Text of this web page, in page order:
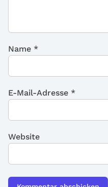
Name *
E-Mail-Adresse *
Website